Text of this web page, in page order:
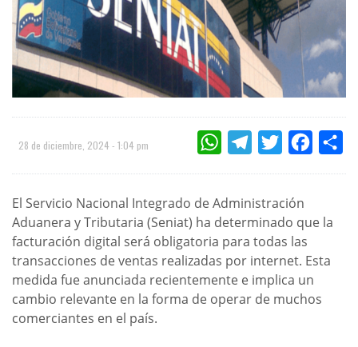
28 de diciembre, 2024 - 1:04 pm WHATSAPPTELEGRAMTWITTER
El Servicio Nacional Integrado de Administración
Aduanera y Tributaria (Seniat) ha determinado que la
facturación digital será obligatoria para todas las
transacciones de ventas realizadas por internet. Esta
medida fue anunciada recientemente e implica un
cambio relevante en la forma de operar de muchos
comerciantes en el país.